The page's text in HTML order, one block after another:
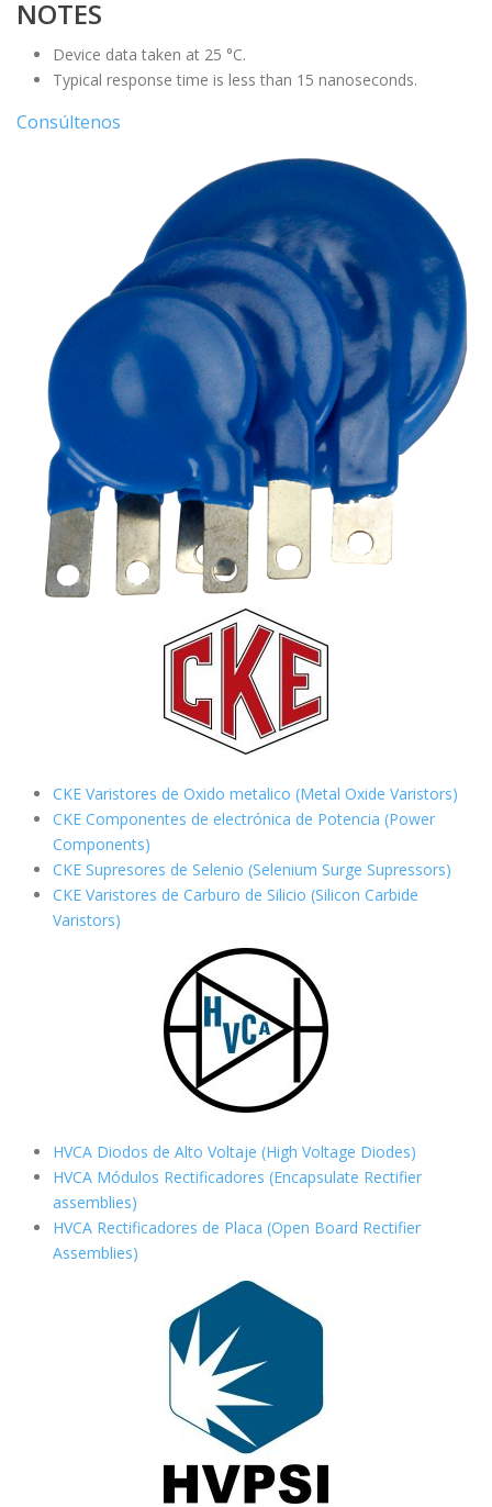
NOTES
Device data taken at 25 °C.
Typical response time is less than 15 nanoseconds.
Consúltenos
CKE Varistores de Oxido metalico (Metal Oxide Varistors)
CKE Componentes de electrónica de Potencia (Power
Components)
CKE Supresores de Selenio (Selenium Surge Supressors)
CKE Varistores de Carburo de Silicio (Silicon Carbide
Varistors)
HVCA Diodos de Alto Voltaje (High Voltage Diodes)
HVCA Módulos Rectificadores (Encapsulate Rectifier
assemblies)
HVCA Rectificadores de Placa (Open Board Rectifier
Assemblies)